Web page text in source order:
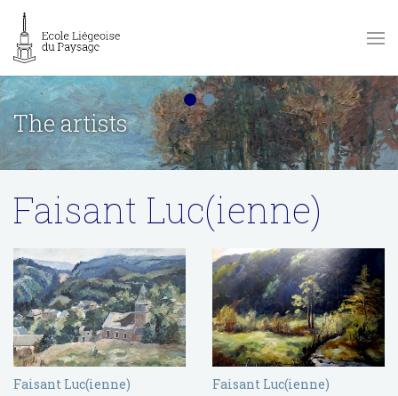
The artists
Faisant Luc(ienne)
Faisant Luc(ienne) Faisant Luc(ienne)